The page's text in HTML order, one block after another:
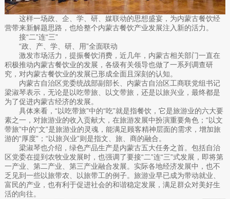
这样一场政、企、学、研、媒联动的思想盛宴，为内蒙古餐饮经
营带来新解题思路，也给整个内蒙古餐饮产业发展注入新的活力。
接“二”连“三”
“政、产、学、研、用”全面联动
激发市场活力，提振餐饮消费，近几年，内蒙古相关部门一直在
积极推动内蒙古餐饮业的发展，各级有关领导也做了一系列调查研
究，对内蒙古餐饮业的发展已形成全面且深刻的认知。
内蒙古自治区党委统战部副部长、内蒙古自治区工商联党组书记
梁淑琴表示，无论是以吃带旅、以文带旅，还是以旅兴业，最终都是
为了促进内蒙古经济的发展。
具体来看，“以吃带旅”中的“吃”就是指餐饮，它是旅游业的六大要
素之一，对旅游业的收入贡献大，在旅游发展中扮演重要角色；“以文
带旅”中的“文”是旅游业的灵魂，能满足顾客精神层面的需求，增加旅
游的“厚度”；“以旅兴业”则是指文、旅、商的融合。
梁淑琴也介绍，绿色产品生产是内蒙古五大任务之首。包括自治
区党委在提到农牧业发展时，也强调了要接“二”连“三”式发展，即将第
一产业、第二产业、第三产业融合发展。实际各地经济发展中，也不
乏见到一些以旅带农、以旅带工的例子。旅游业早已成为带动就业、
富民的产业，也有利于促进社会的和谐稳定发展，满足群众对美好生
活的向往。